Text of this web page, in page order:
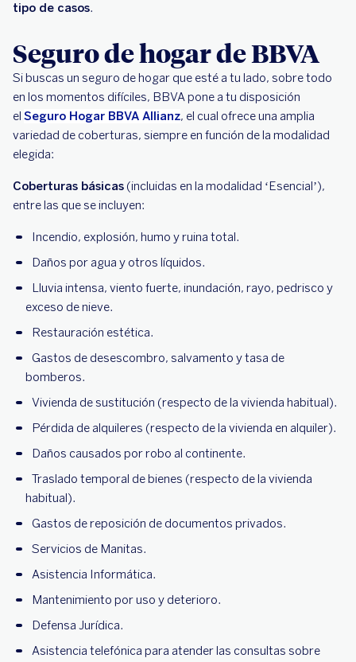
tipo de casos.
Seguro de hogar de BBVA
Si buscas un seguro de hogar que esté a tu lado, sobre todo
en los momentos difíciles, BBVA pone a tu disposición
el Seguro Hogar BBVA Allianz, el cual ofrece una amplia
variedad de coberturas, siempre en función de la modalidad
elegida:
Coberturas básicas (incluidas en la modalidad ‘Esencial’),
entre las que se incluyen:
Incendio, explosión, humo y ruina total.
Daños por agua y otros líquidos.
Lluvia intensa, viento fuerte, inundación, rayo, pedrisco y
exceso de nieve.
Restauración estética.
Gastos de desescombro, salvamento y tasa de
bomberos.
Vivienda de sustitución (respecto de la vivienda habitual).
Pérdida de alquileres (respecto de la vivienda en alquiler).
Daños causados por robo al continente.
Traslado temporal de bienes (respecto de la vivienda
habitual).
Gastos de reposición de documentos privados.
Servicios de Manitas.
Asistencia Informática.
Mantenimiento por uso y deterioro.
Defensa Jurídica.
Asistencia telefónica para atender las consultas sobre